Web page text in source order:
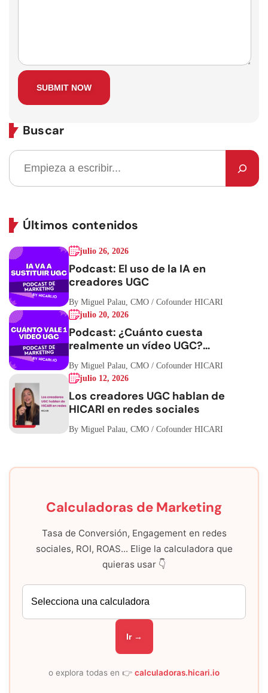
Buscar
Últimos contenidos
julio 26, 2026
Podcast: El uso de la IA en
creadores UGC
By Miguel Palau, CMO / Cofounder HICARI
julio 20, 2026
Podcast: ¿Cuánto cuesta
realmente un vídeo UGC?
Hablemos de números
By Miguel Palau, CMO / Cofounder HICARI
julio 12, 2026
Los creadores UGC hablan de
HICARI en redes sociales
By Miguel Palau, CMO / Cofounder HICARI
Calculadoras de Marketing
Tasa de Conversión, Engagement en redes
sociales, ROI, ROAS... Elige la calculadora que
quieras usar 👇
Ir →
o explora todas en 👉 calculadoras.hicari.io